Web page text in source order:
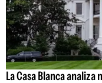
La Casa Blanca